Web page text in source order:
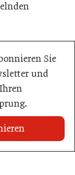
Sie
und
Idee